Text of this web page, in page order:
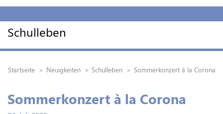
Schulleben
Startseite Neuigkeiten Schulleben Sommerkonzert à la Corona
Sommerkonzert à la Corona